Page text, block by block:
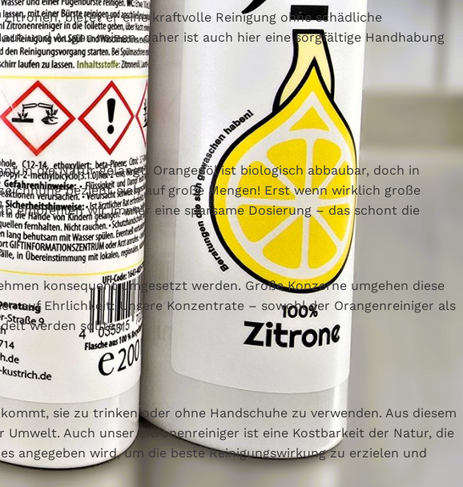
bietet er eine kraftvolle Reinigung ohne schädliche
und Augen reizen, daher ist auch hier eine sorgfältige Handhabung
in die Natur gelangt. Orangenöl ist biologisch abbaubar, doch in
bezieht sich auf große Mengen! Erst wenn wirklich große
empfehlen wir immer eine sparsame Dosierung – das schont die
konsequent umgesetzt werden. Große Konzerne umgehen diese
auf Ehrlichkeit: Unsere Konzentrate – sowohl der Orangenreiniger als
werden sollten
sie zu trinken oder ohne Handschuhe zu verwenden. Aus diesem
Auch unser Zitronenreiniger ist eine Kostbarkeit der Natur, die
angegeben wird, um die beste Reinigungswirkung zu erzielen und